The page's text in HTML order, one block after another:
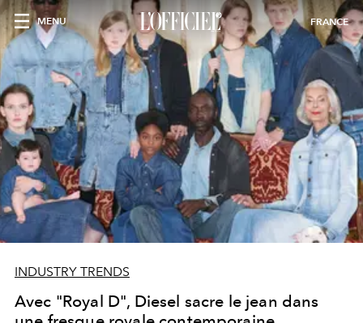
MENU FRANCE
INDUSTRY TRENDS
Avec "Royal D", Diesel sacre le jean dans